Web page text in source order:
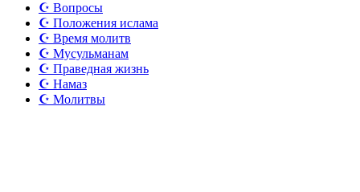
☪️ Вопросы
☪️ Положения ислама
☪️ Время молитв
☪️ Мусульманам
☪️ Праведная жизнь
☪️ Намаз
☪️ Молитвы